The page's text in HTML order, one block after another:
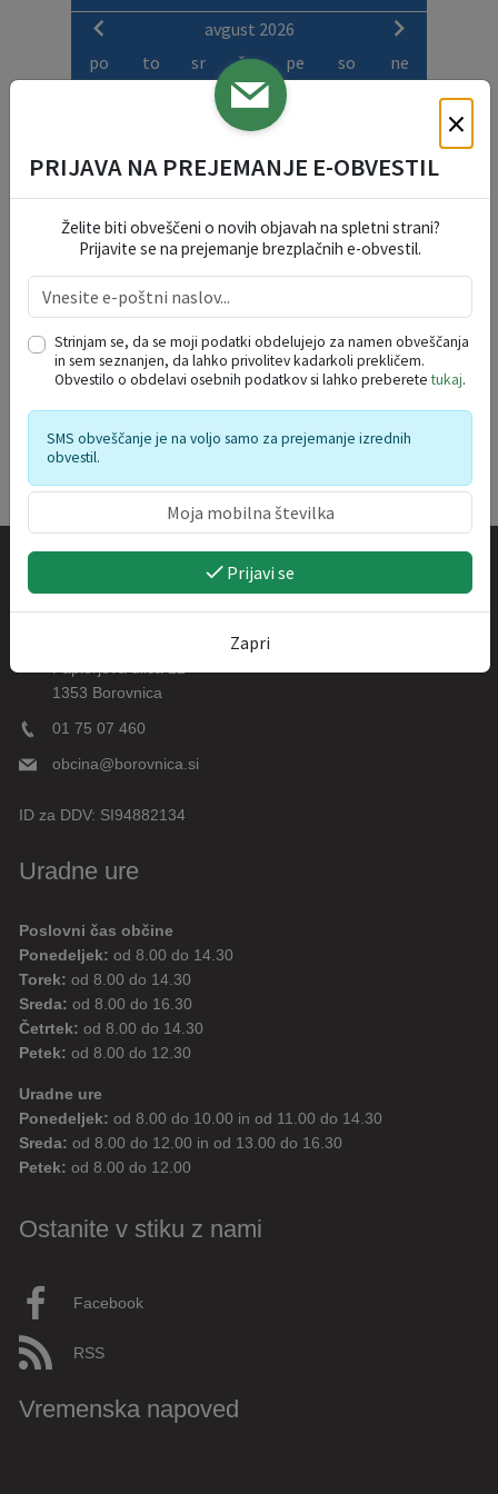
avgust 2026
po
to sr če pe so ne
30
6
10
11 12 13 14 15
16
24
25 26 27 28 29
30
31
1 2 3 4 5 6
Kontakt
Paplerjeva ulica 22
1353 Borovnica
01 75 07 460
obcina@borovnica.si
ID za DDV: SI94882134
Uradne ure
Poslovni čas občine
Ponedeljek: od 8.00 do 14.30
Torek: od 8.00 do 14.30
Sreda: od 8.00 do 16.30
Četrtek: od 8.00 do 14.30
Petek: od 8.00 do 12.30
Uradne ure
Ponedeljek: od 8.00 do 10.00 in od 11.00 do 14.30
Sreda: od 8.00 do 12.00 in od 13.00 do 16.30
Petek: od 8.00 do 12.00
Ostanite v stiku z nami
Facebook
RSS
Vremenska napoved
×
PRIJAVA NA PREJEMANJE E-OBVESTIL
Želite biti obveščeni o novih objavah na spletni strani?
Prijavite se na prejemanje brezplačnih e-obvestil.
Strinjam se, da se moji podatki obdelujejo za namen obveščanja
in sem seznanjen, da lahko privolitev kadarkoli prekličem.
Obvestilo o obdelavi osebnih podatkov si lahko preberetetukaj.
SMS obveščanje je na voljo samo za prejemanje izrednih
obvestil.
Prijavi se
Zapri